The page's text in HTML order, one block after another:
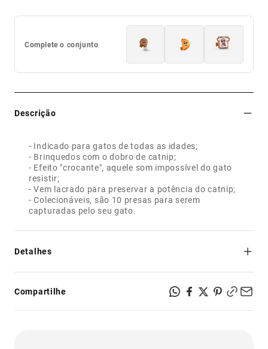
Complete o conjunto
Descrição
- Indicado para gatos de todas as idades;
- Brinquedos com o dobro de catnip;
- Efeito "crocante", aquele som impossível do gato
resistir;
- Vem lacrado para preservar a potência do catnip;
- Colecionáveis, são 10 presas para serem
capturadas pelo seu gato.
Detalhes
Compartilhe